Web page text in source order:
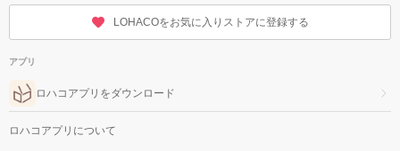
LOHACOをお気に入りストアに登録する
アプリ
ロハコアプリをダウンロード
ロハコアプリについて